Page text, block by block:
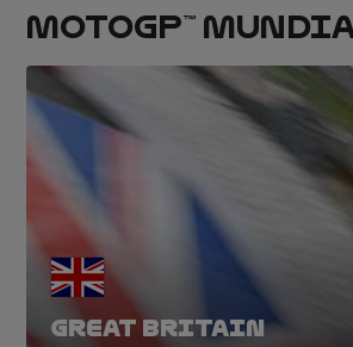
MOTOGP™
GREAT BRITAIN